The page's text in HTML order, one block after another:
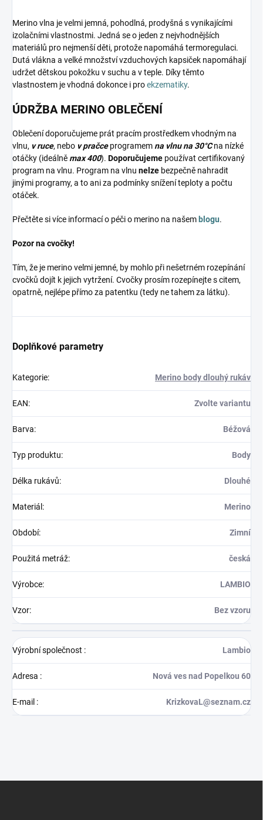
Merino vlna je velmi jemná, pohodlná, prodyšná s vynikajícími
izolačními vlastnostmi. Jedná se o jeden z nejvhodnějších
materiálů pro nejmenší děti, protože napomáhá termoregulaci.
Dutá vlákna a velké množství vzduchových kapsiček napomáhají
udržet dětskou pokožku v suchu a v teple. Díky těmto
vlastnostem je vhodná dokonce i proekzematiky.
ÚDRŽBA MERINO OBLEČENÍ
Oblečení doporučujeme prát pracím prostředkem vhodným na
vlnu, v ruce, nebo v pračceprogramem na vlnu na 30°Cna nízké
otáčky (ideálně max 400). Doporučujeme používat certifikovaný
program na vlnu. Program na vlnu nelze bezpečně nahradit
jinými programy, a to ani za podmínky snížení teploty a počtu
otáček.
Přečtěte si více informací o péči o merino na našemblogu.
Pozor na cvočky!
Tím, že je merino velmi jemné, by mohlo při nešetrném rozepínání
cvočků dojít k jejich vytržení. Cvočky prosím rozepínejte s citem,
opatrně, nejlépe přímo za patentku (tedy ne tahem za látku).
Doplňkové parametry
Kategorie: Merino body dlouhý rukáv
EAN: Zvolte variantu
Barva: Béžová
Typ produktu: Body
Délka rukávů: Dlouhé
Materiál: Merino
Období: Zimní
Použitá metráž: česká
Výrobce: LAMBIO
Vzor: Bez vzoru
Výrobní společnost : Lambio
Adresa : Nová ves nad Popelkou 60
E-mail : KrizkovaL@seznam.cz